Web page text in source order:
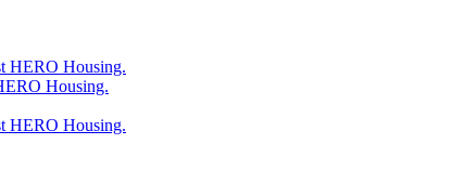
Housing.